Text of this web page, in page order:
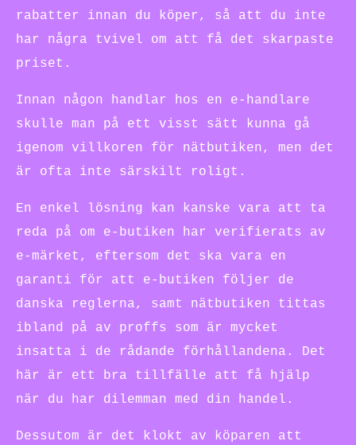
rabatter innan du köper, så att du inte
har några tvivel om att få det skarpaste
priset.
Innan någon handlar hos en e-handlare
skulle man på ett visst sätt kunna gå
igenom villkoren för nätbutiken, men det
är ofta inte särskilt roligt.
En enkel lösning kan kanske vara att ta
reda på om e-butiken har verifierats av
e-märket, eftersom det ska vara en
garanti för att e-butiken följer de
danska reglerna, samt nätbutiken tittas
ibland på av proffs som är mycket
insatta i de rådande förhållandena. Det
här är ett bra tillfälle att få hjälp
när du har dilemman med din handel.
Dessutom är det klokt av köparen att